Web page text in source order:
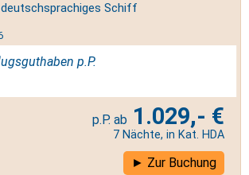
deutschsprachiges Schiff
p.P.
1.029,- €
7 Nächte, in Kat. HDA
Zur Buchung